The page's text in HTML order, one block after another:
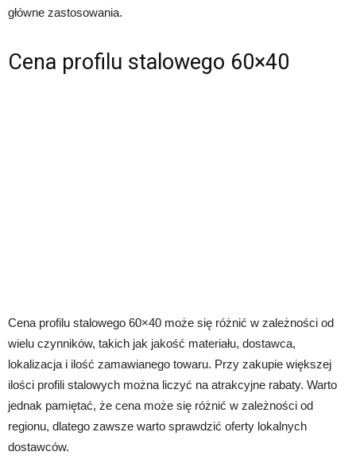
główne zastosowania.
Cena profilu stalowego 60×40
Cena profilu stalowego 60×40 może się różnić w zależności od
wielu czynników, takich jak jakość materiału, dostawca,
lokalizacja i ilość zamawianego towaru. Przy zakupie większej
ilości profili stalowych można liczyć na atrakcyjne rabaty. Warto
jednak pamiętać, że cena może się różnić w zależności od
regionu, dlatego zawsze warto sprawdzić oferty lokalnych
dostawców.